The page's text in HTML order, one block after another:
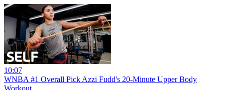
10:07
WNBA #1 Overall Pick Azzi Fudd's 20-Minute Upper Body